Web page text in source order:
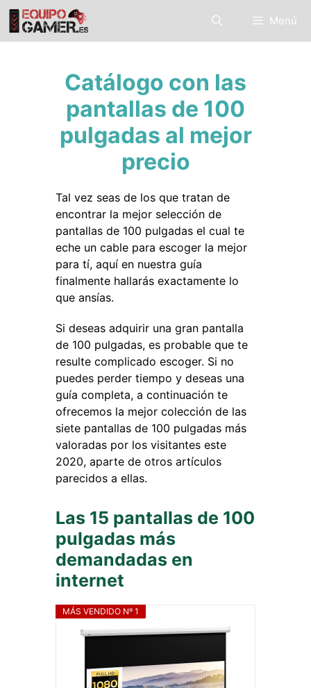
Saltar
contenido
Menú
Catálogo con las
pantallas de 100
pulgadas al mejor
precio
Tal vez seas de los que tratan de
encontrar la mejor selección de
pantallas de 100 pulgadas el cual te
eche un cable para escoger la mejor
para tí, aquí en nuestra guía
finalmente hallarás exactamente lo
que ansías.
Si deseas adquirir una gran pantalla
de 100 pulgadas, es probable que te
resulte complicado escoger. Si no
puedes perder tiempo y deseas una
guía completa, a continuación te
ofrecemos la mejor colección de las
siete pantallas de 100 pulgadas más
valoradas por los visitantes este
2020, aparte de otros artículos
parecidos a ellas.
Las 15 pantallas de 100
pulgadas más
demandadas en
internet
MÁS VENDIDO Nº 1